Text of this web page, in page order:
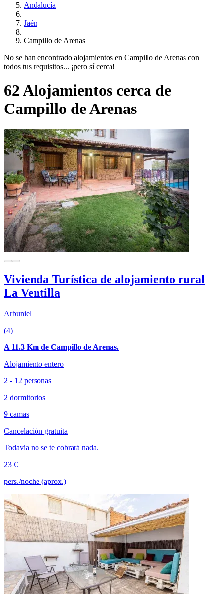
Andalucía
Jaén
Campillo de Arenas
No se han encontrado alojamientos en Campillo de Arenas con
todos tus requisitos... ¡pero sí cerca!
62 Alojamientos cerca de
Campillo de Arenas
Vivienda Turística de alojamiento rural
La Ventilla
Arbuniel
(4)
A 11.3 Km de Campillo de Arenas.
Alojamiento entero
2 - 12 personas
2 dormitorios
9 camas
Cancelación gratuita
Todavía no se te cobrará nada.
23 €
pers./noche (aprox.)